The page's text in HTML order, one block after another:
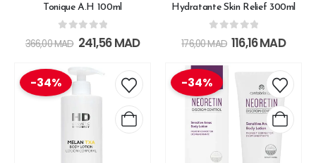
Tonique A.H 100ml
out of 5
366,00MAD 241,56MAD
Hydratante Skin Relief 300ml
out of 5
176,00MAD 116,16MAD
-34% -34%